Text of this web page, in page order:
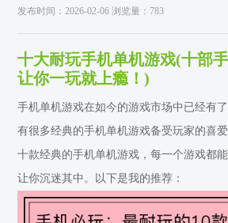
发布时间：2026-02-06 浏览量：783
十大耐玩手机单机游戏(十部
让你一玩就上瘾！)
手机单机游戏在如今的游戏市场中已经有
有很多经典的手机单机游戏备受玩家的喜
十款经典的手机单机游戏，每一个游戏都
让你沉迷其中。以下是我的推荐：